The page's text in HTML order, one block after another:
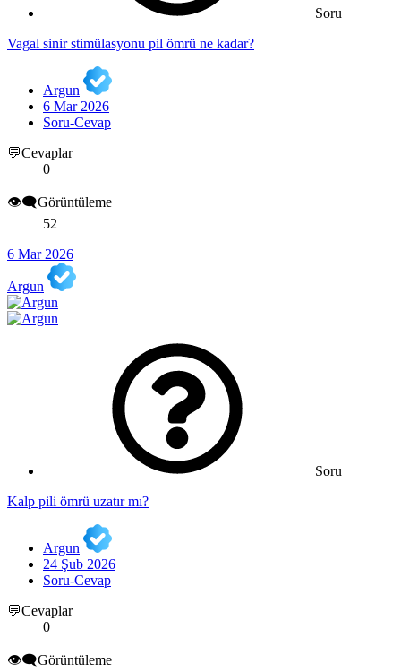
Soru
Vagal sinir stimülasyonu pil ömrü ne kadar?
Argun
6 Mar 2026
Soru-Cevap
💬Cevaplar
0
👁️‍🗨️Görüntüleme
52
6 Mar 2026
Argun
Soru
Kalp pili ömrü uzatır mı?
Argun
24 Şub 2026
Soru-Cevap
💬Cevaplar
0
👁️‍🗨️Görüntüleme